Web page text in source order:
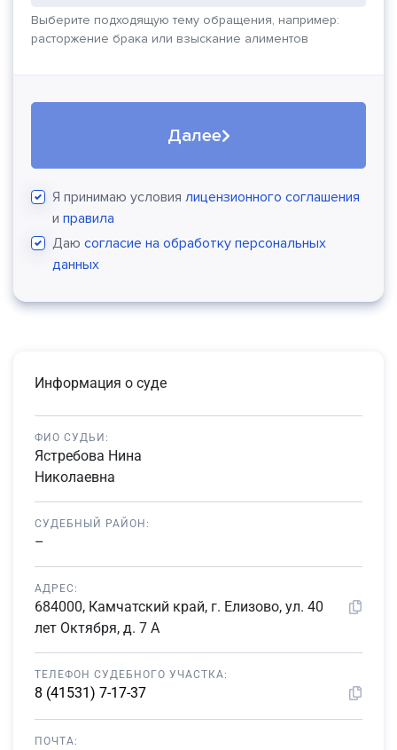
Выберите подходящую тему обращения, например:
расторжение брака или взыскание алиментов
Далее
Я принимаю условия лицензионного соглашения
и правила
Даю согласие на обработку персональных
данных
Информация о суде
ФИО СУДЬИ:
Ястребова Нина
Николаевна
СУДЕБНЫЙ РАЙОН:
–
АДРЕС:
684000, Камчатский край, г. Елизово, ул. 40
лет Октября, д. 7 А
ТЕЛЕФОН СУДЕБНОГО УЧАСТКА:
8 (41531) 7-17-37
ПОЧТА: